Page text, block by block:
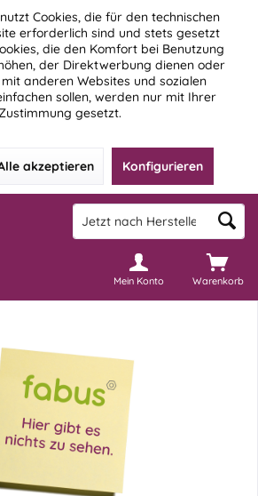
Cookies, die für den technischen
erforderlich sind und stets gesetzt
die den Komfort bei Benutzung
der Direktwerbung dienen oder
anderen Websites und sozialen
sollen, werden nur mit Ihrer
gesetzt.
akzeptieren Konfigurieren
Warenkorb
Mein Konto